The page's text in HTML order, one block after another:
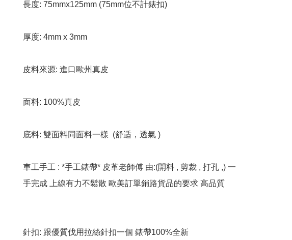
長度: 75mmx125mm (75mm位不計錶扣)
厚度: 4mm x 3mm
皮料來源: 進口歐州真皮
面料: 100%真皮
底料: 雙面料同面料一樣  (舒适，透氣 )
車工手工 : *手工錶帶* 皮革老師傅 由:(開料 , 剪裁 , 打孔 ,) 一
手完成 上線有力不鬆散 歐美訂單銷路貨品的要求 高品質
針扣: 跟優質伐用拉絲針扣一個 錶帶100%全新